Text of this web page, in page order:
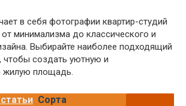
в себя фотографии квартир-студий
минимализма до классического и
Выбирайте наиболее подходящий
чтобы создать уютную и
жилую площадь.
Сорта